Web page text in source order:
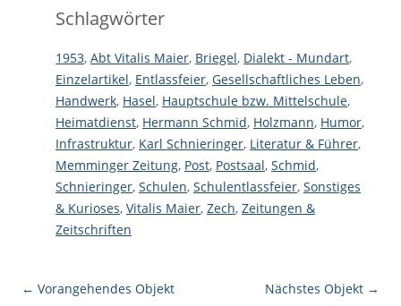
Schlagwörter
1953, Abt Vitalis Maier, Briegel, Dialekt - Mundart,
Einzelartikel, Entlassfeier, Gesellschaftliches Leben,
Handwerk, Hasel, Hauptschule bzw. Mittelschule,
Heimatdienst, Hermann Schmid, Holzmann, Humor,
Infrastruktur, Karl Schnieringer, Literatur & Führer,
Memminger Zeitung, Post, Postsaal, Schmid,
Schnieringer, Schulen, Schulentlassfeier, Sonstiges
& Kurioses, Vitalis Maier, Zech, Zeitungen &
Zeitschriften
← Vorangehendes Objekt Nächstes Objekt →